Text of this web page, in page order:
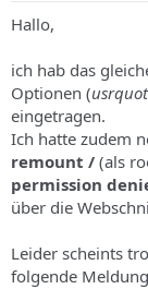
Hallo,
ich hab das
Optionen (
eingetragen.
Ich hatte zudem
remount / (als
permission
über die
Leider scheints
folgende